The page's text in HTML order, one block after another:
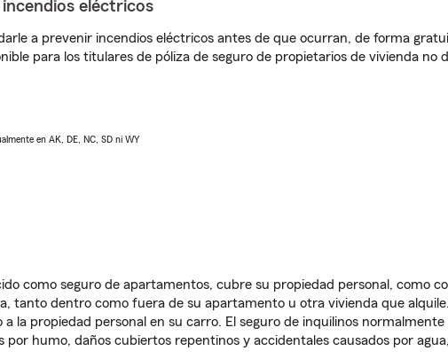
eléctricos
a prevenir incendios eléctricos antes de que ocurran, de forma
para los titulares de póliza de seguro de propietarios de vivienda no
en AK, DE, NC, SD ni WY
como seguro de apartamentos, cubre su propiedad personal, como
tanto dentro como fuera de su apartamento u otra vivienda que
la propiedad personal en su carro. El seguro de inquilinos
por humo, daños cubiertos repentinos y accidentales causados por